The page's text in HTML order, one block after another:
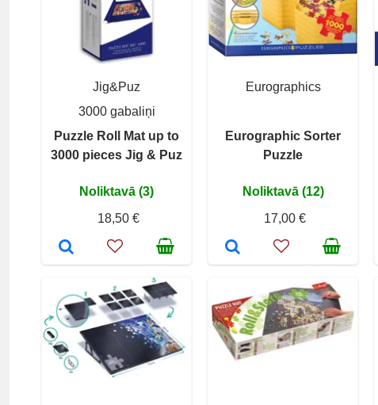
Jig&Puz
3000 gabaliņi
Puzzle Roll Mat up to
3000 pieces Jig & Puz
Noliktavā (3)
18,50 €
Eurographics
Eurographic Sorter
Puzzle
Noliktavā (12)
17,00 €